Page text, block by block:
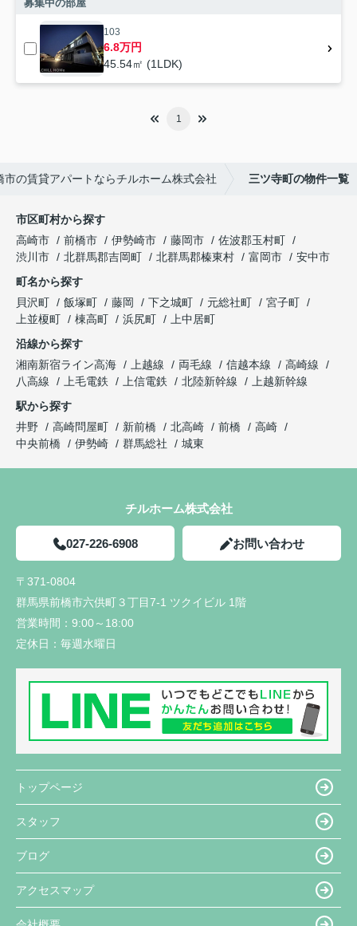
募集中の部屋
103
6.8万円
45.54㎡ (1LDK)
1
市の賃貸アパートならチルホーム株式会社 三ツ寺町の物件一覧
市区町村から探す
高崎市
前橋市 伊勢崎市 藤岡市
佐波郡玉村町
渋川市
北群馬郡吉岡町 北群馬郡榛東村 富岡市
安中市
町名から探す
貝沢町
飯塚町 藤岡 下之城町 元総社町
宮子町
上並榎町
棟高町 浜尻町
上中居町
沿線から探す
湘南新宿ライン高海
上越線 両毛線 信越本線
高崎線
八高線
上毛電鉄 上信電鉄 北陸新幹線
上越新幹線
駅から探す
井野
高崎問屋町 新前橋 北高崎 前橋
高崎
中央前橋
伊勢崎 群馬総社 城東
チルホーム株式会社
027-226-6908 お問い合わせ
〒371-0804
群馬県前橋市六供町３丁目7-1 ツクイビル 1階
営業時間： 9:00～18:00
定休日： 毎週水曜日
トップページ
スタッフ
ブログ
アクセスマップ